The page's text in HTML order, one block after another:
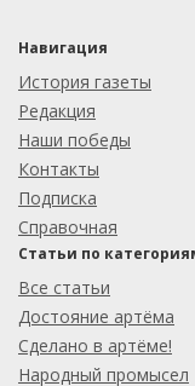
Навигация
История газеты
Редакция
Наши победы
Контакты
Подписка
Справочная
Статьи по
Все статьи
Достояние артёма
Сделано в артёме!
Народный промысел